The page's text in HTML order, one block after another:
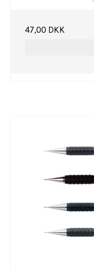
47,00 DKK